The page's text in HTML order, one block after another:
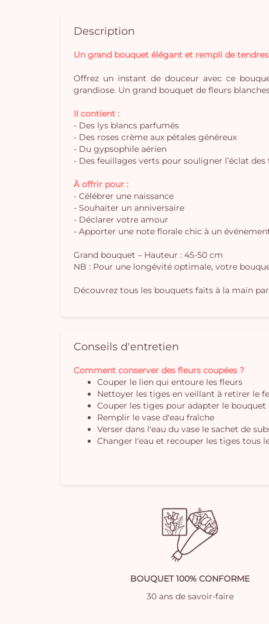
Description
Un grand bouquet élégant et rempli de
Offrez un instant de douceur avec ce
grandiose. Un grand bouquet de fleurs
Il contient :
- Des lys blancs parfumés
- Des roses crème aux pétales généreux
- Du gypsophile aérien
- Des feuillages verts pour souligner l’éclat des
À offrir pour :
- Célébrer une naissance
- Souhaiter un anniversaire
- Déclarer votre amour
- Apporter une note florale chic à un
Grand bouquet – Hauteur : 45-50 cm
NB : Pour une longévité optimale, votre
Découvrez tous les bouquets faits à la main
Conseils d'entretien
Comment conserver des fleurs coupées ?
Couper le lien qui entoure les fleurs
Nettoyer les tiges en veillant à retirer le
Couper les tiges pour adapter le bouquet
Remplir le vase d'eau fraîche
Verser dans l'eau du vase le sachet de
Changer l'eau et recouper les tiges tous
BOUQUET 100% CONFORME
30 ans de savoir-faire